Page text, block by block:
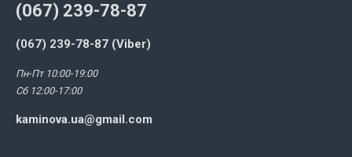
(067) 239-78-87
(067) 239-78-87 (Viber)
Пн-Пт 10:00-19:00
Сб 12:00-17:00
kaminova.ua@gmail.com